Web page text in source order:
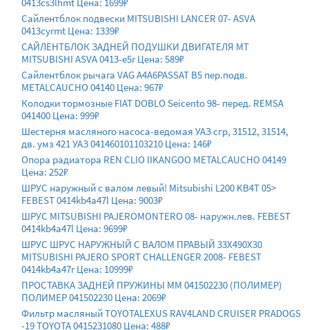
Сайлентблок подвески MITSUBISHI LANCER 07- ASVA
0413cyrmt Цена: 1339₽
САЙЛЕНТБЛОК ЗАДНЕЙ ПОДУШКИ ДВИГАТЕЛЯ MT
MITSUBISHI ASVA 0413-e5r Цена: 589₽
Сайлентблок рычага VAG A4A6PASSAT B5 пер.подв.
METALCAUCHO 04140 Цена: 967₽
Колодки тормозные FIAT DOBLO Seicento 98- перед. REMSA
041400 Цена: 999₽
Шестерня масляного насоса-ведомая УАЗ сгр, 31512, 31514,
дв. умз 421 УАЗ 041460101103210 Цена: 146₽
Опора радиатора REN CLIO IIKANGOO METALCAUCHO 04149
Цена: 252₽
ШРУС наружный с валом левый! Mitsubishi L200 KB4T 05>
FEBEST 0414kb4a47l Цена: 9003₽
ШРУС MITSUBISHI PAJEROMONTERO 08- наружн.лев. FEBEST
0414kb4a47l Цена: 9699₽
ШРУС ШРУС НАРУЖНЫЙ С ВАЛОМ ПРАВЫЙ 33X490X30
MITSUBISHI PAJERO SPORT CHALLENGER 2008- FEBEST
0414kb4a47r Цена: 10999₽
ПРОСТАВКА ЗАДНЕЙ ПРУЖИНЫ ММ 041502230 (ПОЛИМЕР)
ПОЛИМЕР 041502230 Цена: 2069₽
Фильтр масляный TOYOTALEXUS RAV4LAND CRUISER PRADOGS
-19 TOYOTA 0415231080 Цена: 488₽